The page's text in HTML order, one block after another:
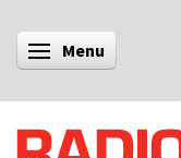
Skifte navigation
Menu